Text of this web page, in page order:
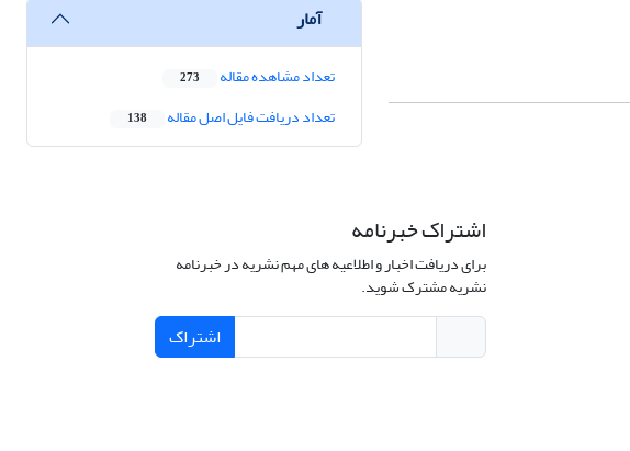
آمار
تعداد مشاهده مقاله 273
تعداد دریافت فایل اصل مقاله 138
اشتراک خبرنامه
برای دریافت اخبار و اطلاعیه های مهم نشریه در خبرنامه
نشریه مشترک شوید.
اشتراک